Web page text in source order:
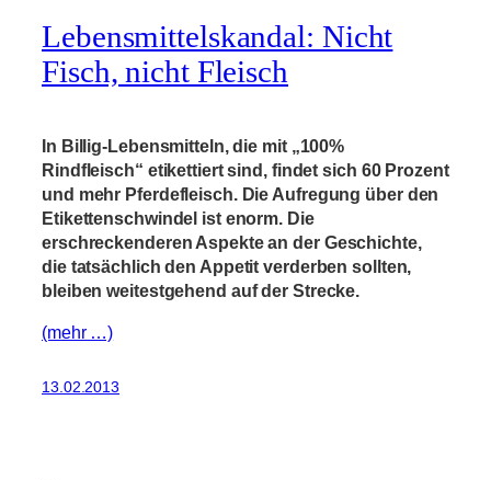
Lebensmittelskandal: Nicht
Fisch, nicht Fleisch
In Billig-Lebensmitteln, die mit „100%
Rindfleisch“ etikettiert sind, findet sich 60 Prozent
und mehr Pferdefleisch. Die Aufregung über den
Etikettenschwindel ist enorm. Die
erschreckenderen Aspekte an der Geschichte,
die tatsächlich den Appetit verderben sollten,
bleiben weitestgehend auf der Strecke.
(mehr …)
13.02.2013